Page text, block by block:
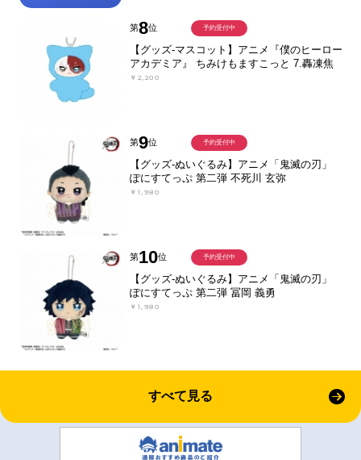
第8位
【グッズ-マスコット】アニメ『僕のヒーロー
アカデミア』 ちみけもますこっと 7.轟凍焦
￥2,200
予約受付中
第9位
【グッズ-ぬいぐるみ】アニメ「鬼滅の刃」
ぽにすてっぷ 第二弾 不死川 玄弥
￥1,980
予約受付中
第10位
【グッズ-ぬいぐるみ】アニメ「鬼滅の刃」
ぽにすてっぷ 第二弾 冨岡 義勇
￥1,980
予約受付中
すべて見る